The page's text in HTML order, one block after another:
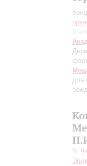
К
для